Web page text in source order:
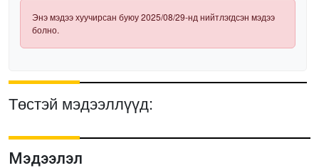
Энэ мэдээ хуучирсан буюу 2025/08/29-нд нийтлэгдсэн мэдээ
болно.
Төстэй мэдээллүүд:
Мэдээлэл